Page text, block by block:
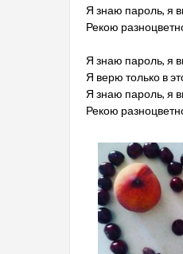
Я знаю пароль, я
Рекою
Я знаю пароль, я
Я верю только в
Я знаю пароль, я
Рекою